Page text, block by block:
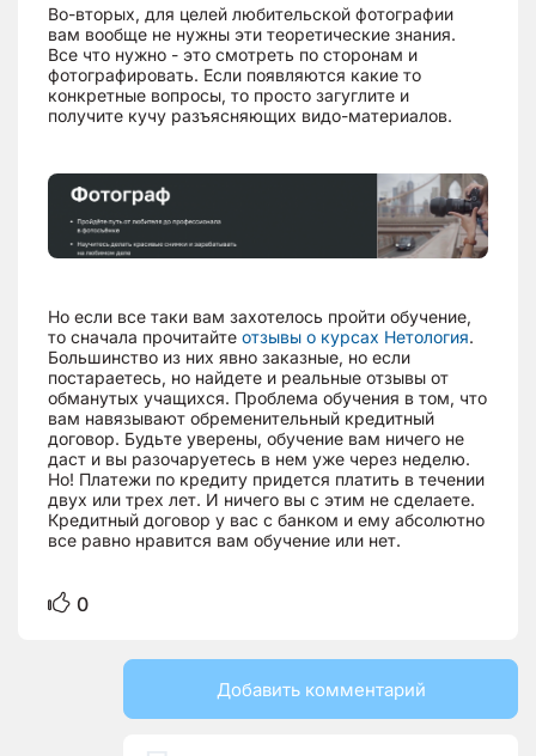
Во-вторых, для целей любительской фотографии
вам вообще не нужны эти теоретические знания.
Все что нужно - это смотреть по сторонам и
фотографировать. Если появляются какие то
конкретные вопросы, то просто загуглите и
получите кучу разъясняющих видо-материалов.
Но если все таки вам захотелось пройти обучение,
то сначала прочитайте отзывы о курсах Нетология.
Большинство из них явно заказные, но если
постараетесь, но найдете и реальные отзывы от
обманутых учащихся. Проблема обучения в том, что
вам навязывают обременительный кредитный
договор. Будьте уверены, обучение вам ничего не
даст и вы разочаруетесь в нем уже через неделю.
Но! Платежи по кредиту придется платить в течении
двух или трех лет. И ничего вы с этим не сделаете.
Кредитный договор у вас с банком и ему абсолютно
все равно нравится вам обучение или нет.
0
Добавить комментарий